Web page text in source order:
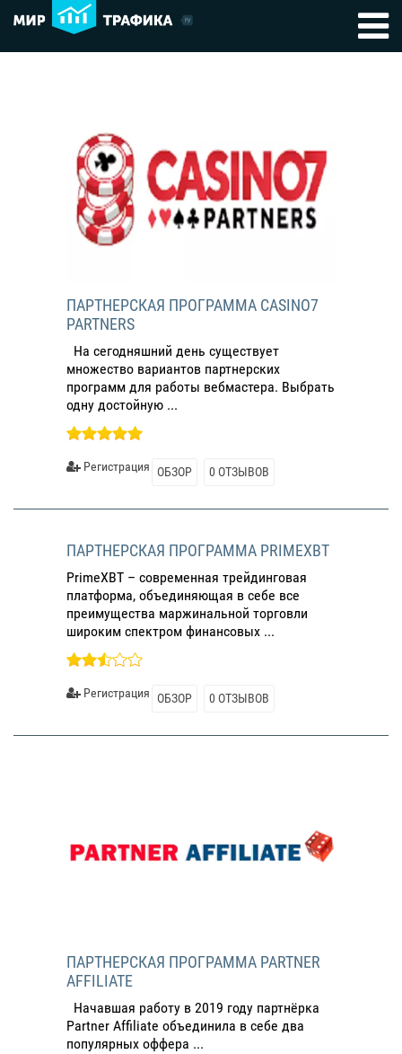
ПАРТНЕРСКАЯ ПРОГРАММА CASINO7
PARTNERS
На сегодняшний день существует
множество вариантов партнерских
программ для работы вебмастера. Выбрать
одну достойную ...
Регистрация ОБЗОР 0 ОТЗЫВОВ
ПАРТНЕРСКАЯ ПРОГРАММА PRIMEXBT
PrimeXBT – современная трейдинговая
платформа, объединяющая в себе все
преимущества маржинальной торговли
широким спектром финансовых ...
Регистрация ОБЗОР 0 ОТЗЫВОВ
ПАРТНЕРСКАЯ ПРОГРАММА PARTNER
AFFILIATE
Начавшая работу в 2019 году партнёрка
Partner Affiliate объединила в себе два
популярных оффера ...